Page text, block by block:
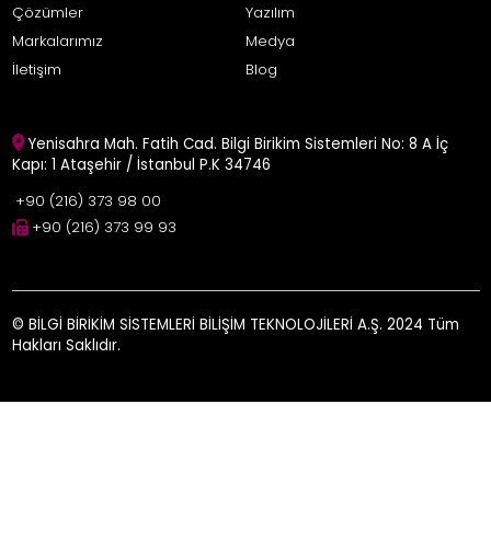
Çözümler
Yazılım
Markalarımız
Medya
İletişim
Blog
Yenisahra Mah. Fatih Cad. Bilgi Birikim Sistemleri No: 8 A İç
Kapı: 1 Ataşehir / İstanbul P.K 34746
+90 (216) 373 98 00
+90 (216) 373 99 93
© BİLGİ BİRİKİM SİSTEMLERİ BİLİŞİM TEKNOLOJİLERİ A.Ş. 2024 Tüm
Hakları Saklıdır.